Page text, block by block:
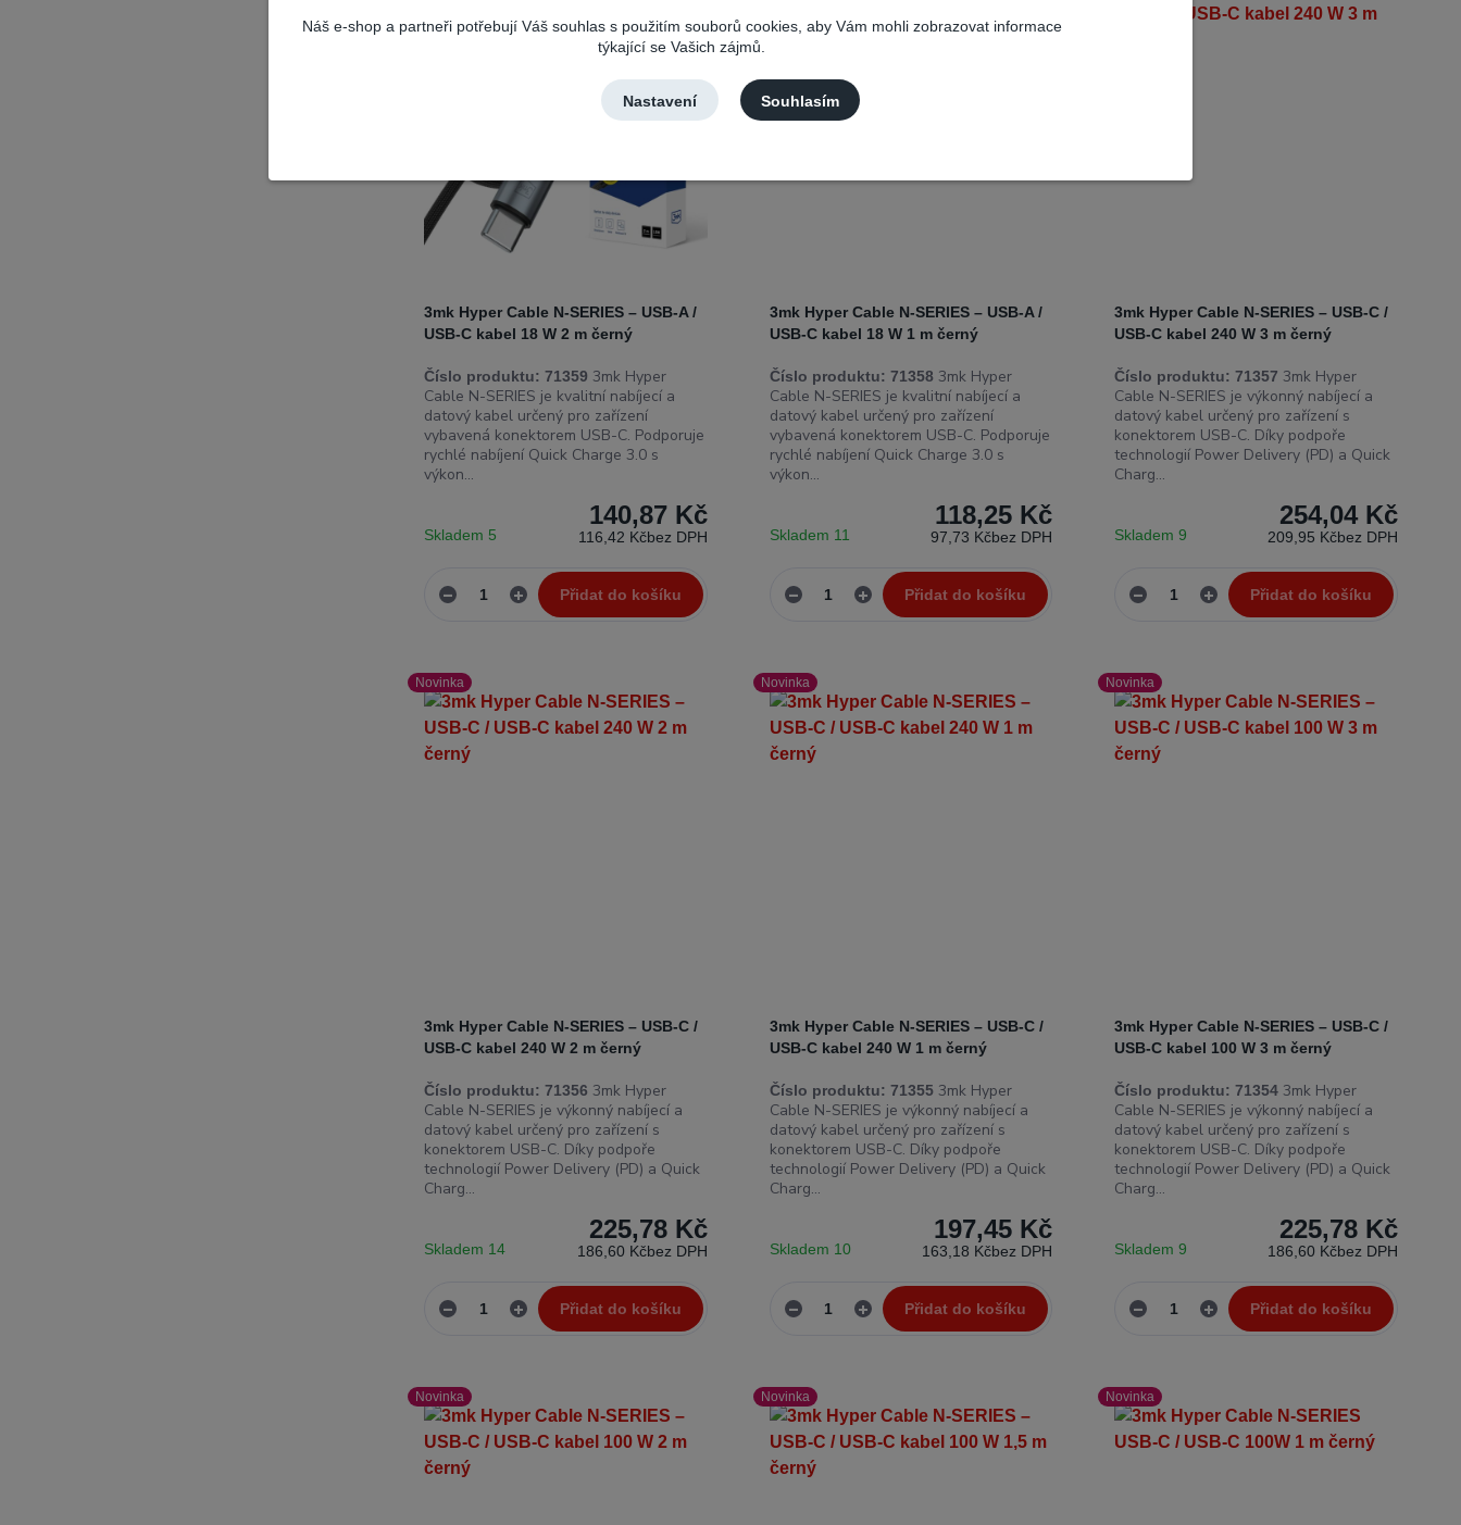
3mk Hyper Cable N-SERIES – USB-A /
USB-C kabel 18 W 2 m černý
Číslo produktu: 71359 3mk Hyper
Cable N-SERIES je kvalitní nabíjecí a
datový kabel určený pro zařízení
vybavená konektorem USB-C. Podporuje
rychlé nabíjení Quick Charge 3.0 s
výkon...
140,87 Kč
116,42 Kčbez DPH
Skladem 5
Přidat do košíku
3mk Hyper Cable N-SERIES – USB-A /
USB-C kabel 18 W 1 m černý
Číslo produktu: 71358 3mk Hyper
Cable N-SERIES je kvalitní nabíjecí a
datový kabel určený pro zařízení
vybavená konektorem USB-C. Podporuje
rychlé nabíjení Quick Charge 3.0 s
výkon...
118,25 Kč
97,73 Kčbez DPH
Skladem 11
Přidat do košíku
3mk Hyper Cable N-SERIES – USB-C /
USB-C kabel 240 W 3 m černý
Číslo produktu: 71357 3mk Hyper
Cable N-SERIES je výkonný nabíjecí a
datový kabel určený pro zařízení s
konektorem USB-C. Díky podpoře
technologií Power Delivery (PD) a Quick
Charg...
254,04 Kč
209,95 Kčbez DPH
Skladem 9
Přidat do košíku
Novinka
3mk Hyper Cable N-SERIES – USB-C /
USB-C kabel 240 W 2 m černý
Číslo produktu: 71356 3mk Hyper
Cable N-SERIES je výkonný nabíjecí a
datový kabel určený pro zařízení s
konektorem USB-C. Díky podpoře
technologií Power Delivery (PD) a Quick
Charg...
225,78 Kč
186,60 Kčbez DPH
Skladem 14
Přidat do košíku
Novinka
3mk Hyper Cable N-SERIES – USB-C /
USB-C kabel 240 W 1 m černý
Číslo produktu: 713553mk Hyper
Cable N-SERIES je výkonný nabíjecí a
datový kabel určený pro zařízení s
konektorem USB-C. Díky podpoře
technologií Power Delivery (PD) a Quick
Charg...
197,45 Kč
163,18 Kčbez DPH
Skladem 10
Přidat do košíku
Novinka
3mk Hyper Cable N-SERIES – USB-C /
USB-C kabel 100 W 3 m černý
Číslo produktu: 71354 3mk Hyper
Cable N-SERIES je výkonný nabíjecí a
datový kabel určený pro zařízení s
konektorem USB-C. Díky podpoře
technologií Power Delivery (PD) a Quick
Charg...
225,78 Kč
186,60 Kčbez DPH
Skladem 9
Přidat do košíku
Novinka Novinka Novinka
Náš e-shop a partneři potřebují Váš souhlas s použitím souborů cookies, aby Vám mohli zobrazovat informace
týkající se Vašich zájmů.
Nastavení Souhlasím